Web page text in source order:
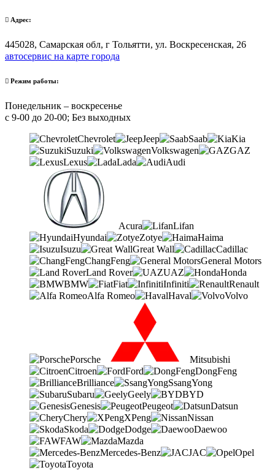
Адрес:
445028, Самарская обл, г Тольятти, ул. Воскресенская, 26
автосервис на карте города
Режим работы:
Понедельник – воскресенье
с 9-00 до 20-00; Без выходных
Chevrolet Jeep Saab
Kia
Suzuki
Volkswagen
GAZ
Lexus
Lada Audi
Acura
Lifan
Hyundai
Zotye
Haima
Isuzu
Great Wall
Cadillac
ChangFeng
General Motors
Land Rover
UAZ
Honda
BMW
Fiat Infiniti
Renault
Alfa Romeo
Haval Volvo
Porsche
Mitsubishi
Citroen
Ford
DongFeng
Brilliance
SsangYong
Subaru
Geely
BYD
Genesis
Peugeot
Datsun
Chery
XPeng
Nissan
Skoda
Dodge
Daewoo
FAW
Mazda
Mercedes-Benz
JAC
Opel
Toyota